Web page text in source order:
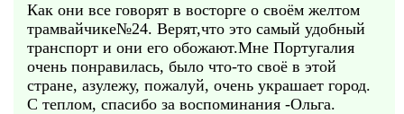
Как они все говорят в восторге о своём желтом
трамвайчике№24. Верят,что это самый удобный
транспорт и они его обожают.Мне Португалия
очень понравилась, было что-то своё в этой
стране, азулежу, пожалуй, очень украшает город.
С теплом, спасибо за воспоминания -Ольга.